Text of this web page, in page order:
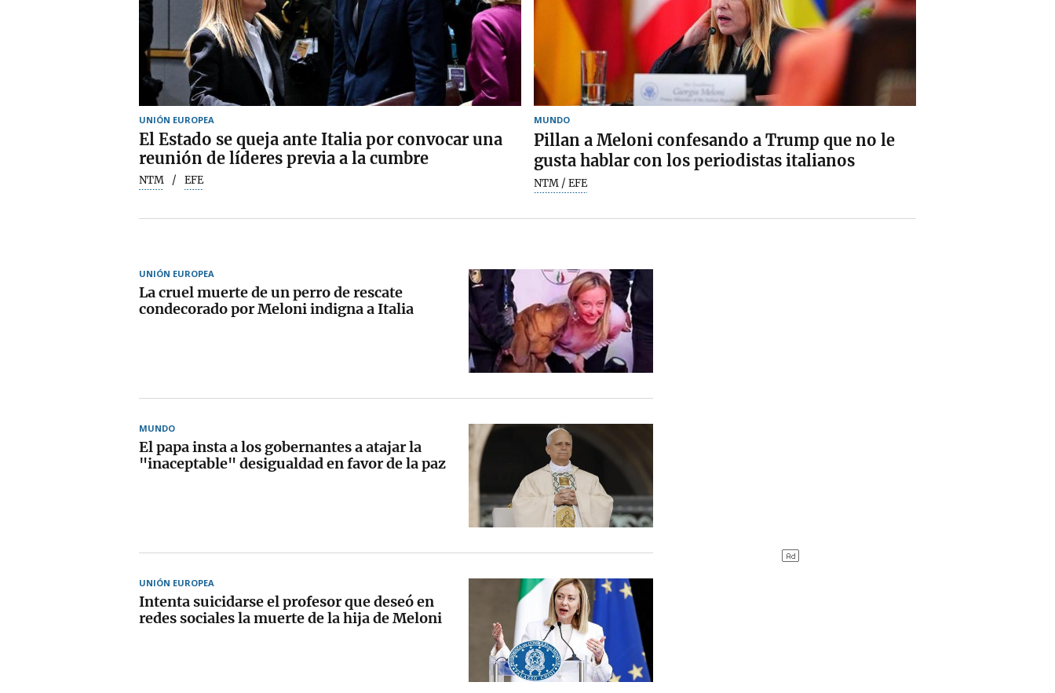
UNIÓN EUROPEA
El Estado se queja ante Italia por convocar una
reunión de líderes previa a la cumbre
NTM EFE
MUNDO
Pillan a Meloni confesando a Trump que no le
gusta hablar con los periodistas italianos
NTM / EFE
UNIÓN EUROPEA
La cruel muerte de un perro de rescate
condecorado por Meloni indigna a Italia
MUNDO
El papa insta a los gobernantes a atajar la
"inaceptable" desigualdad en favor de la paz
UNIÓN EUROPEA
Intenta suicidarse el profesor que deseó en
redes sociales la muerte de la hija de Meloni